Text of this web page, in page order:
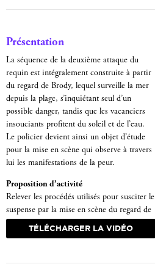
Présentation
La séquence de la deuxième attaque du
requin est intégralement construite à partir
du regard de Brody, lequel surveille la mer
depuis la plage, s’inquiétant seul d’un
possible danger, tandis que les vacanciers
insouciants profitent du soleil et de l’eau.
Le policier devient ainsi un objet d’étude
pour la mise en scène qui observe à travers
lui les manifestations de la peur.
Proposition d’activité
Relever les procédés utilisés pour susciter le
suspense par la mise en scène du regard de
Brody.
TÉLÉCHARGER LA VIDÉO